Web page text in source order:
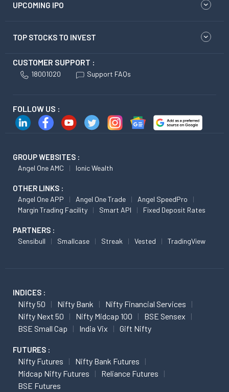
UPCOMING IPO
TOP STOCKS TO INVEST
CUSTOMER SUPPORT :
18001020 Support FAQs
FOLLOW US :
GROUP WEBSITES :
Angel One AMC Ionic Wealth
OTHER LINKS :
Angel One APP Angel One Trade
Angel SpeedPro
Margin Trading Facility
Smart API Fixed Deposit Rates
PARTNERS :
Sensibull Smallcase Streak Vested TradingView
INDICES :
Nifty 50 Nifty Bank
Nifty Financial Services
Nifty Next 50
Nifty Midcap 100
BSE Sensex
BSE Small Cap
India Vix Gift Nifty
FUTURES :
Nifty Futures
Nifty Bank Futures
Midcap Nifty Futures
Reliance Futures
BSE Futures